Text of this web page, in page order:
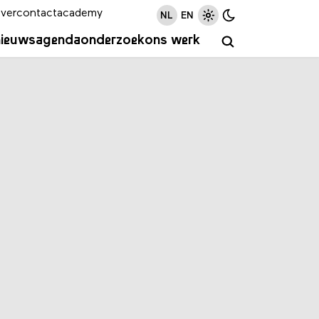
agendaonderzoekons werk
contactacademy NL EN